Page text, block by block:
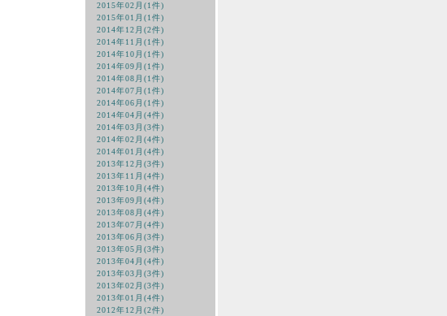
2015年02月(1件)
2015年01月(1件)
2014年12月(2件)
2014年11月(1件)
2014年10月(1件)
2014年09月(1件)
2014年08月(1件)
2014年07月(1件)
2014年06月(1件)
2014年04月(4件)
2014年03月(3件)
2014年02月(4件)
2014年01月(4件)
2013年12月(3件)
2013年11月(4件)
2013年10月(4件)
2013年09月(4件)
2013年08月(4件)
2013年07月(4件)
2013年06月(3件)
2013年05月(3件)
2013年04月(4件)
2013年03月(3件)
2013年02月(3件)
2013年01月(4件)
2012年12月(2件)